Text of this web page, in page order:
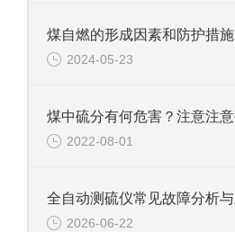
煤自燃的形成因素和防护措施
2024-05-23
2022-08-01
2026-06-22